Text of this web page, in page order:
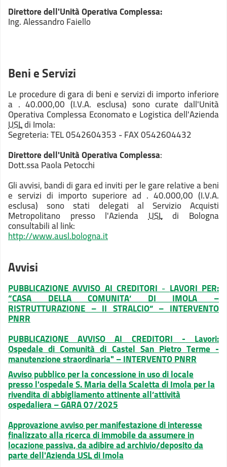
Direttore dell'Unità Operativa Complessa:
Ing. Alessandro Faiello
Beni e Servizi
Le procedure di gara di beni e servizi di importo inferiore
a . 40.000,00 (I.V.A. esclusa) sono curate dall'Unità
Operativa Complessa Economato e Logistica dell'Azienda
USLdi Imola:
Segreteria: TEL 0542604353 - FAX 0542604432
Direttore dell'Unità Operativa Complessa:
Dott.ssa Paola Petocchi
Gli avvisi, bandi di gara ed inviti per le gare relative a beni
e servizi di importo superiore ad . 40.000,00 (I.V.A.
esclusa) sono stati delegati al Servizio Acquisti
Metropolitano presso l'AziendaUSLdi Bologna
consultabili al link:
http://www.ausl.bologna.it
Avvisi
PUBBLICAZIONE AVVISO AI CREDITORI-LAVORI PER:
“CASA DELLA COMUNITA’ DI IMOLA –
RISTRUTTURAZIONE – II STRALCIO” – INTERVENTO
PNRR
PUBBLICAZIONE AVVISO AI CREDITORI-Lavori:
Ospedale di Comunità di Castel San Pietro Terme -
manutenzione straordinaria" – INTERVENTO PNRR
Avviso pubblico per la concessione in uso di locale
presso l'ospedale S. Maria della Scaletta di Imola per la
rivendita di abbigliamento attinente all’attività
ospedaliera – GARA 07/2025
Approvazione avviso per manifestazione di interesse
finalizzato alla ricerca di immobile da assumere in
locazione passiva, da adibire ad archivio/deposito da
parte dell'AziendaUSLdi Imola